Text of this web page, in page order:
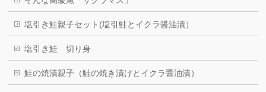
塩引き鮭親子セット(塩引鮭とイクラ醤油漬）
塩引き鮭 切り身
鮭の焼漬親子（鮭の焼き漬けとイクラ醤油漬）